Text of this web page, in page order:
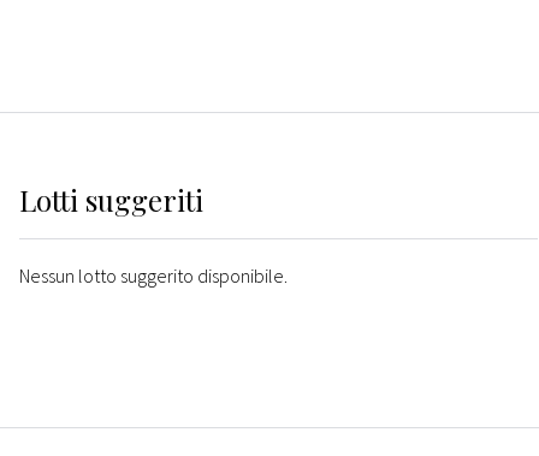
Lotti suggeriti
Nessun lotto suggerito disponibile.